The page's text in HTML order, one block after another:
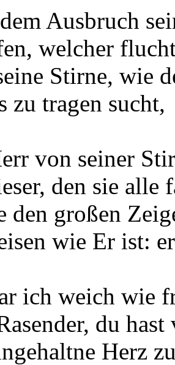
Ausbruch
welcher
Stirne, wie
zu tragen sucht,
von seiner
den sie alle
den großen
wie Er ist:
ich weich wie
du
Herz